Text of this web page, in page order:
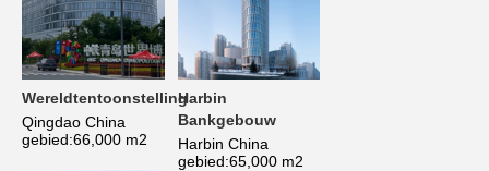
Wereldtentoonstelling
Qingdao China
gebied:66,000 m2
Harbin
Bankgebouw
Harbin China
gebied:65,000 m2